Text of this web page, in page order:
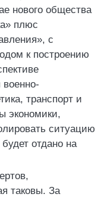
нового общества
плюс
с
к построению
военно-
транспорт и
экономики,
ситуацию
отдано на
таковы. За